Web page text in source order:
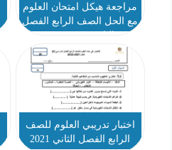
مراجعة هيكل امتحان العلوم
مع الحل الصف الرابع الفصل
اختبار تدريبي العلوم للصف
الرابع الفصل الثاني 2021